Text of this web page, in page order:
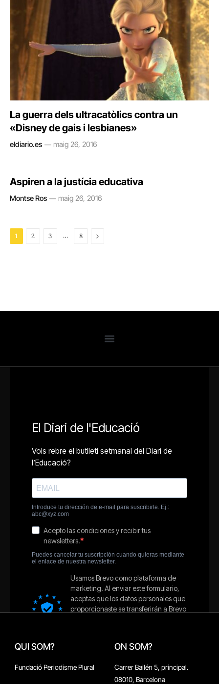
La guerra dels ultracatòlics contra un
«Disney de gais i lesbianes»
eldiario.es maig 26, 2016
Aspiren a la justícia educativa
Montse Ros maig 26, 2016
1 2 3 … 8 Next
QUI SOM?
Fundació Periodisme Plural
ON SOM?
Carrer Bailén 5, principal.
08010, Barcelona